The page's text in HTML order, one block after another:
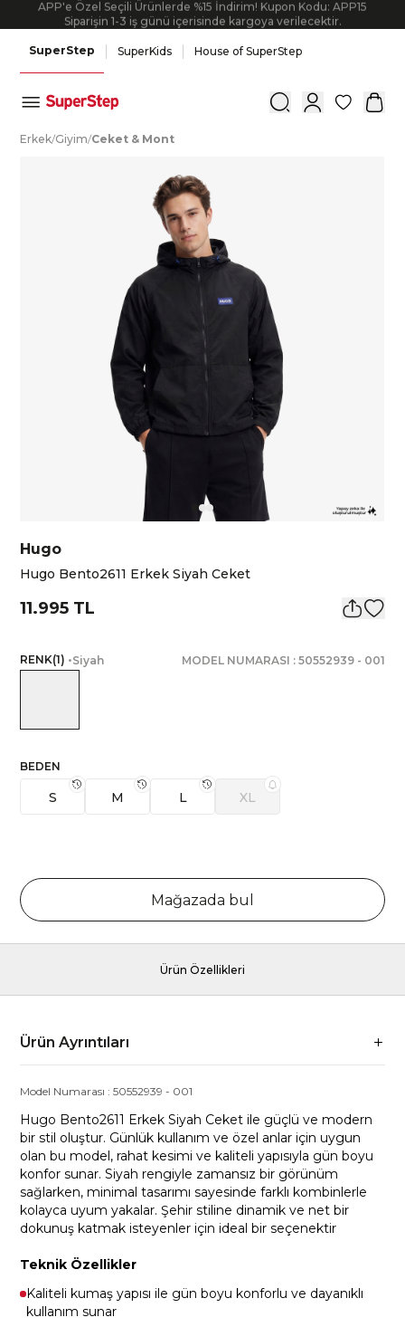
Siparişin 1-3 iş günü içerisinde kargoya verilecektir.
SuperStep SuperKids House of SuperStep
0
Erkek/Giyim/Ceket & Mont
Hugo
Hugo Bento2611 Erkek Siyah Ceket
11.995 TL
RENK(1) •Siyah MODEL NUMARASI : 50552939- 001
BEDEN
S M L XL
Mağazada bul
Ürün Özellikleri
Ürün Ayrıntıları
Model Numarası :50552939 - 001
Hugo Bento2611 Erkek Siyah Ceket ile güçlü ve modern
bir stil oluştur. Günlük kullanım ve özel anlar için uygun
olan bu model, rahat kesimi ve kaliteli yapısıyla gün boyu
konfor sunar. Siyah rengiyle zamansız bir görünüm
sağlarken, minimal tasarımı sayesinde farklı kombinlerle
kolayca uyum yakalar. Şehir stiline dinamik ve net bir
dokunuş katmak isteyenler için ideal bir seçenektir
Teknik Özellikler
Kaliteli kumaş yapısı ile gün boyu konforlu ve dayanıklı
kullanım sunar